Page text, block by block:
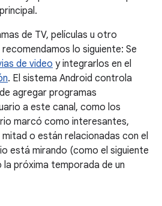
de TV, películas u otro
lo siguiente: Se
de video y integrarlos en el
. El sistema Android controla
agregar programas
a este canal, como los
marcó como interesantes,
o están relacionadas con el
está mirando (como el siguiente
la próxima temporada de un